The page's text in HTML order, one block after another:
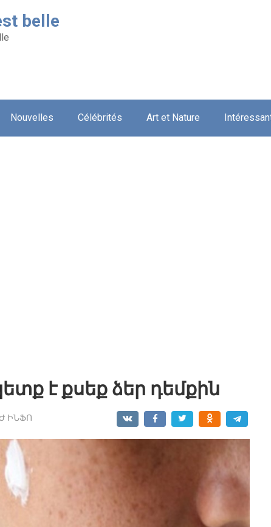
belle
Nouvelles Célébrités Art et Nature
է քսեք ձեր դեմքին
ԻՆՖՈ